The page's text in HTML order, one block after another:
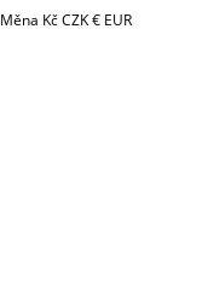
Měna KčCZK€ EUR